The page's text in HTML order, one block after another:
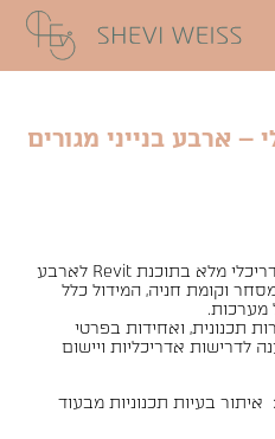
– ארבע בנייני מגורים
במסגרת הפרויקט בוצע מידול אדריכלי מלא בתוכנת Revit לארבע
וקומת חניה, המידול כלל
מערכות.
תכנונית, ואחידות בפרטי
לדרישות אדריכליות ויישום
איתור בעיות תכנוניות מבעוד